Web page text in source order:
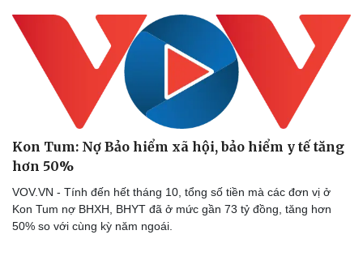
Kon Tum: Nợ Bảo hiểm xã hội, bảo hiểm y tế tăng
hơn 50%
VOV.VN - Tính đến hết tháng 10, tổng số tiền mà các đơn vị ở
Kon Tum nợ BHXH, BHYT đã ở mức gần 73 tỷ đồng, tăng hơn
50% so với cùng kỳ năm ngoái.